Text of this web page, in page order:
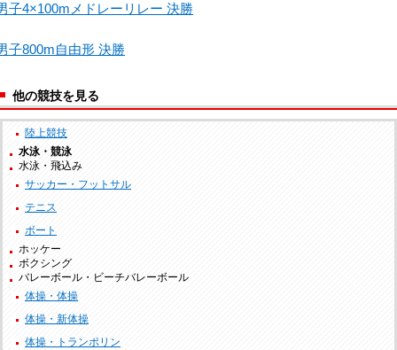
子4×100mメドレーリレー 決勝
子800m自由形 決勝
他の競技を見る
陸上競技
水泳・競泳
水泳・飛込み
サッカー・フットサル
テニス
ボート
ホッケー
ボクシング
バレーボール・ビーチバレーボール
体操・体操
体操・新体操
体操・トランポリン